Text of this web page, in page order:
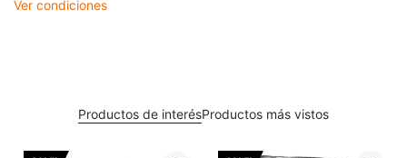
Ver condiciones
Productos de interésProductos más vistos